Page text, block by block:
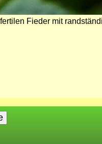
Fieder mit